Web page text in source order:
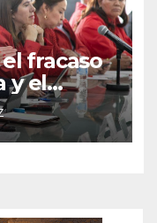
fracaso
y el